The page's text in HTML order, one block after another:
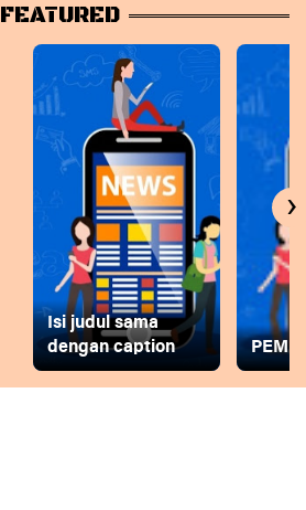
FEATURED
Isi judul sama
dengan caption
›